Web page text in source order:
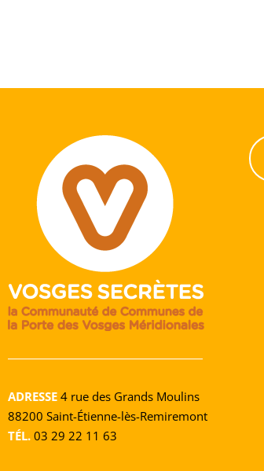
ADRESSE 4 rue des Grands Moulins
88200 Saint-Étienne-lès-Remiremont
TÉL. 03 29 22 11 63